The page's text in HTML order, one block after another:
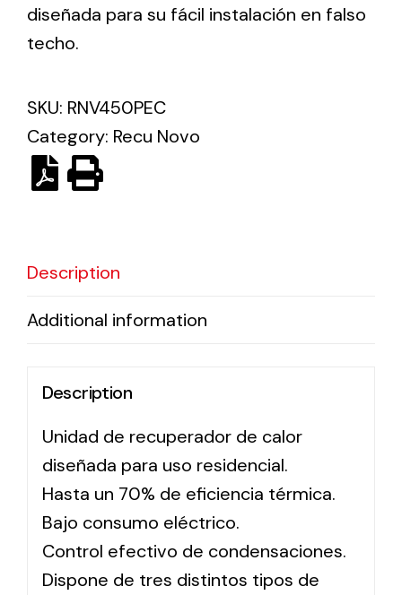
meant a greater offer of ventilation products for
different uses
Iluminación Solar
de necesidades.
Solar lighting
Variety of solar solutions for all kinds of needs.
diseñada para su fácil instalación en falso
techo.
SKU: RNV450PEC
Category: Recu Novo
Description
Additional information
Description
Unidad de recuperador de calor
diseñada para uso residencial.
Hasta un 70% de eficiencia térmica.
Bajo consumo eléctrico.
Control efectivo de condensaciones.
Dispone de tres distintos tipos de